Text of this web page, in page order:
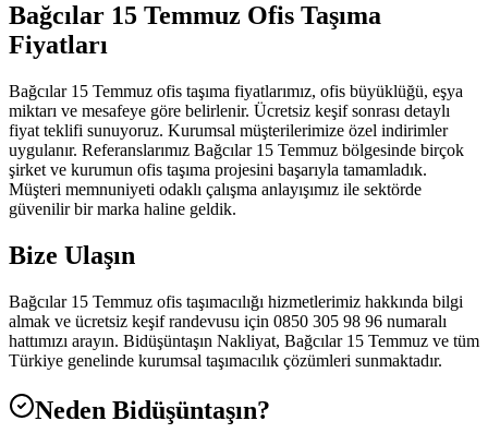
Bağcılar 15 Temmuz Ofis Taşıma
Fiyatları
Bağcılar 15 Temmuz ofis taşıma fiyatlarımız, ofis büyüklüğü, eşya
miktarı ve mesafeye göre belirlenir. Ücretsiz keşif sonrası detaylı
fiyat teklifi sunuyoruz. Kurumsal müşterilerimize özel indirimler
uygulanır. Referanslarımız Bağcılar 15 Temmuz bölgesinde birçok
şirket ve kurumun ofis taşıma projesini başarıyla tamamladık.
Müşteri memnuniyeti odaklı çalışma anlayışımız ile sektörde
güvenilir bir marka haline geldik.
Bize Ulaşın
Bağcılar 15 Temmuz ofis taşımacılığı hizmetlerimiz hakkında bilgi
almak ve ücretsiz keşif randevusu için 0850 305 98 96 numaralı
hattımızı arayın. Bidüşüntaşın Nakliyat, Bağcılar 15 Temmuz ve tüm
Türkiye genelinde kurumsal taşımacılık çözümleri sunmaktadır.
Neden Bidüşüntaşın?